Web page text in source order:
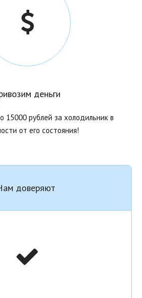
деньги
15000 рублей за холодильник в
от его состояния!
доверяют